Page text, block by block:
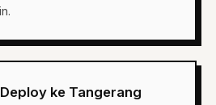
ke Tangerang